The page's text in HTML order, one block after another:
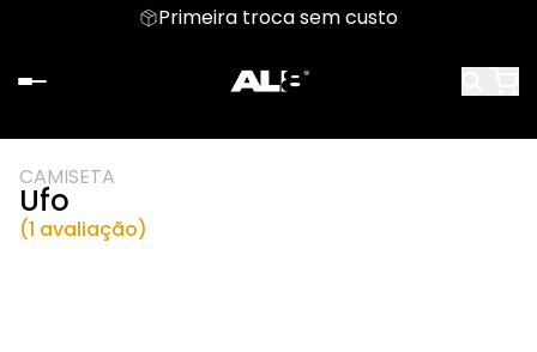
Primeira troca sem custo
CAMISETA
Ufo
(1 avaliação)